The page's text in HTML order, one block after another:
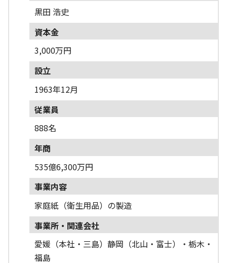
黒田 浩史
資本金
3,000万円
設立
1963年12月
従業員
888名
年商
535億6,300万円
事業内容
家庭紙（衛生用品）の製造
事業所・関連会社
愛媛（本社・三島）静岡（北山・富士）・栃木・
福島